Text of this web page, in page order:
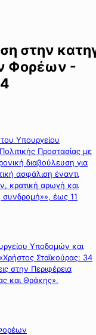
στην
Φορέων -
Υπουργείου
Προστασίας με
διαβούλευση για
ασφάλιση έναντι
κρατική αρωγή και
συνδρομή»», έως 11
Υποδομών και
Σταϊκούρας: 34
στην Περιφέρεια
και Θράκης».